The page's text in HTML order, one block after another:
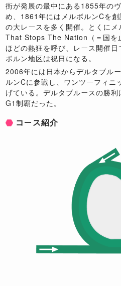
街が発展の最中にある1855年の
め、1861年にはメルボルンCを
の大レースを多く開催。とくに
That Stops The Nation（＝国を
ほどの熱狂を呼び、レース開催
ボルン地区は祝日になる。
2006年には日本からデルタブル
ルンCに参戦し、ワンツーフィニ
げている。デルタブルースの勝
G1制覇だった。
コース紹介